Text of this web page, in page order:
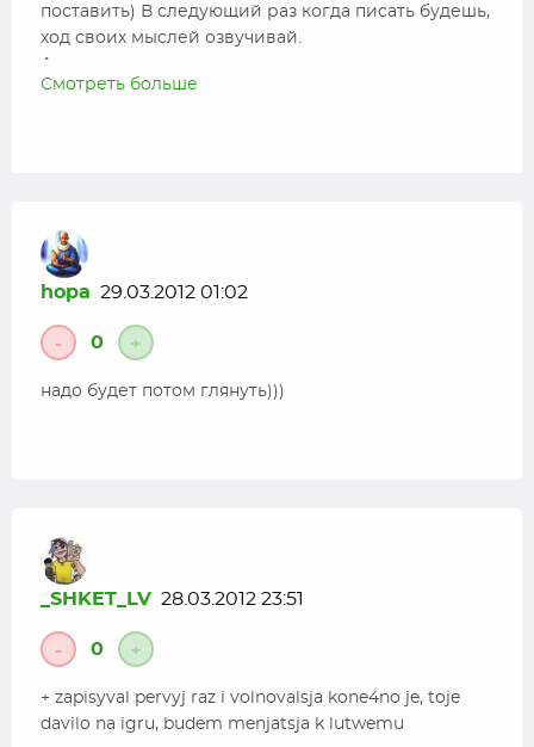
поставить) В следующий раз когда писать будешь,
ход своих мыслей озвучивай.
А так молодец, старался.
Смотреть больше
hopa 29.03.2012 01:02
- 0 +
надо будет потом глянуть)))
_SHKET_LV 28.03.2012 23:51
- 0 +
+ zapisyval pervyj raz i volnovalsja kone4no je, toje
davilo na igru, budem menjatsja k lutwemu